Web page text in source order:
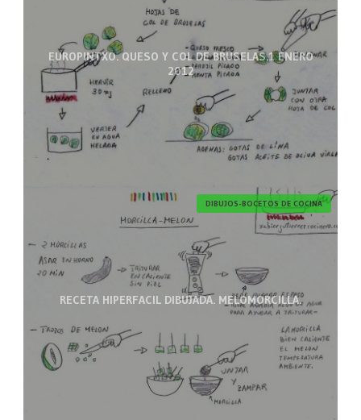
EUROPINTXO. QUESO Y COL DE BRUSELAS.1 ENERO
2012
RECETA HIPERFACIL DIBUJADA. MELOMORCILLA.
DIBUJOS-BOCETOS DE COCINA